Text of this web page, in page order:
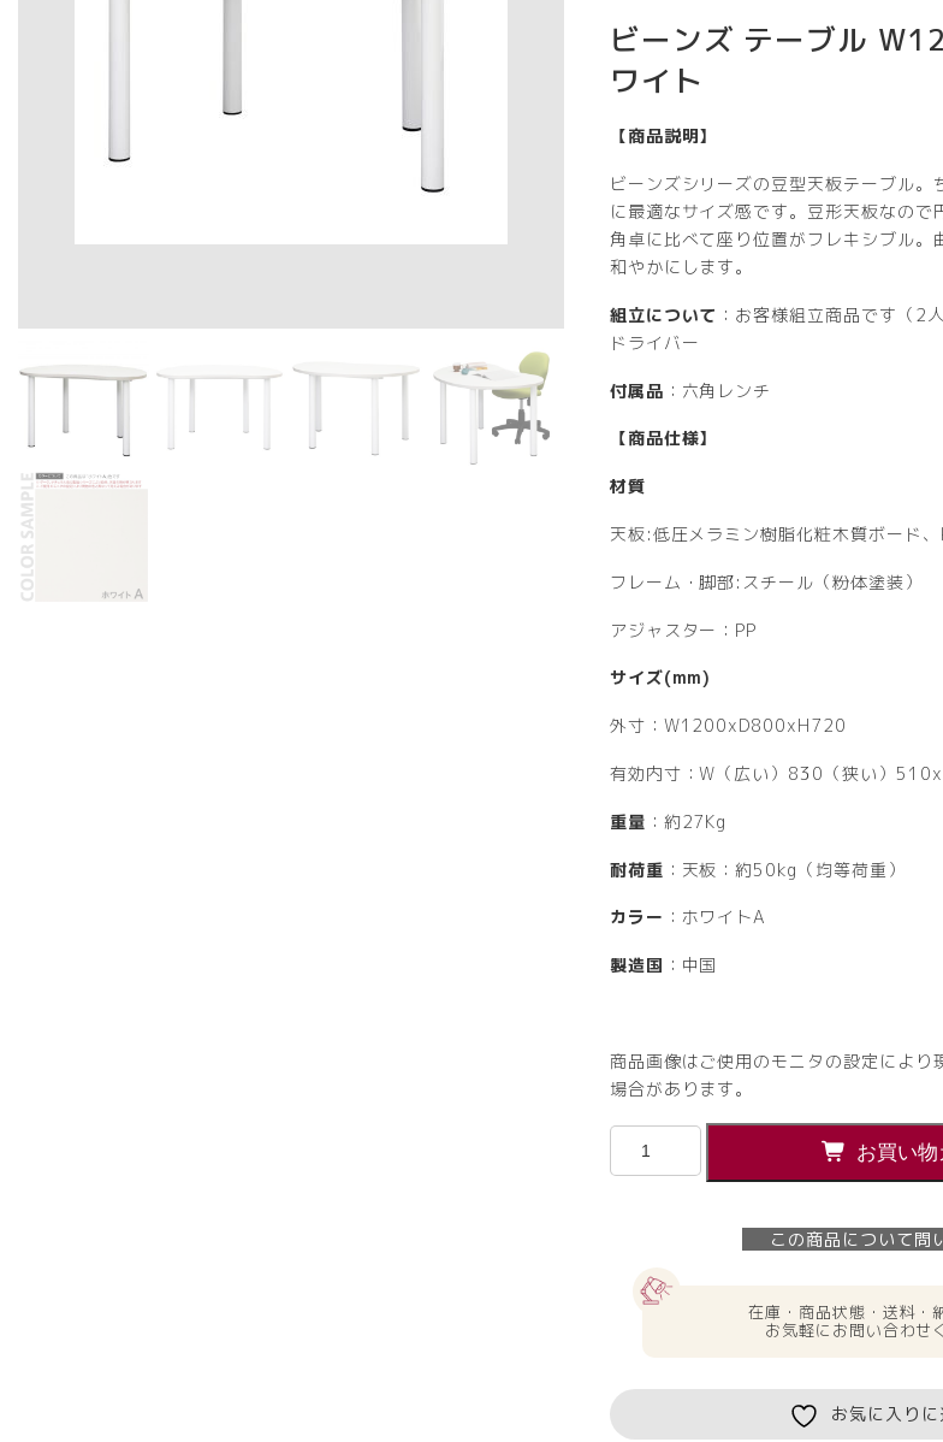
ビーンズ テーブル
ワイト
【商品説明】
ビーンズシリーズの豆型天板テーブル。
に最適なサイズ感です。豆形天板なので
角卓に比べて座り位置がフレキシブル。
和やかにします。
組立について ：お客様組立商品です（2
ドライバー
付属品 ：六角レンチ
【商品仕様】
材質
天板:低圧メラミン樹脂化粧木質ボード
フレーム・脚部:スチール（粉体塗装）
アジャスター：PP
サイズ(mm)
外寸：W1200xD800xH720
有効内寸：W（広い）830（狭い）
重量 ：約27Kg
耐荷重 ：天板：約50kg（均等荷重）
カラー ：ホワイトA
製造国 ：中国
商品画像はご使用のモニタの設定により
場合があります。
【法
ビ
ー
お買い
この商品について問
在庫・商品状態・送料・
お気軽にお問い合わせ
お気に入りに